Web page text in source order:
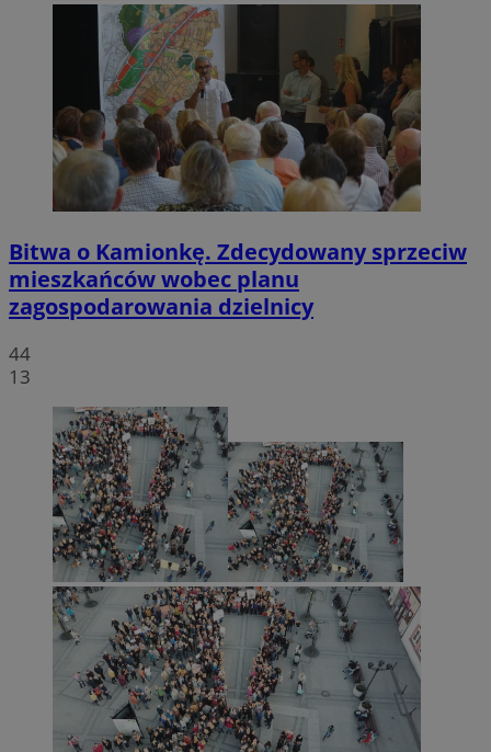
Bitwa o Kamionkę. Zdecydowany sprzeciw
mieszkańców wobec planu
zagospodarowania dzielnicy
44
13